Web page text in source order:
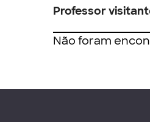
Professor
Não foram